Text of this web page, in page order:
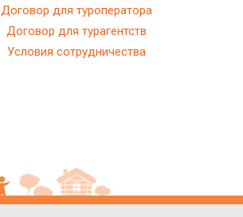
Договор для туроператора
Договор для турагентств
Условия сотрудничества